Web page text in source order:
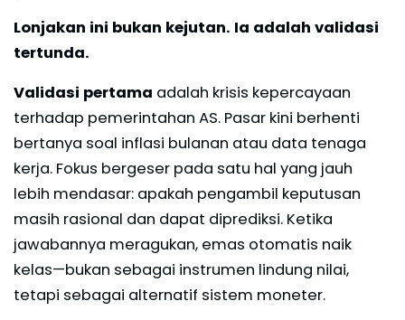
Lonjakan ini bukan kejutan. Ia adalah validasi
tertunda.
Validasi pertama adalah krisis kepercayaan
terhadap pemerintahan AS. Pasar kini berhenti
bertanya soal inflasi bulanan atau data tenaga
kerja. Fokus bergeser pada satu hal yang jauh
lebih mendasar: apakah pengambil keputusan
masih rasional dan dapat diprediksi. Ketika
jawabannya meragukan, emas otomatis naik
kelas—bukan sebagai instrumen lindung nilai,
tetapi sebagai alternatif sistem moneter.